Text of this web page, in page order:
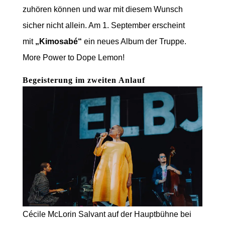
zuhören können und war mit diesem Wunsch
sicher nicht allein. Am 1. September erscheint
mit „Kimosabé“ ein neues Album der Truppe.
More Power to Dope Lemon!
Begeisterung im zweiten Anlauf
Cécile McLorin Salvant auf der Hauptbühne bei